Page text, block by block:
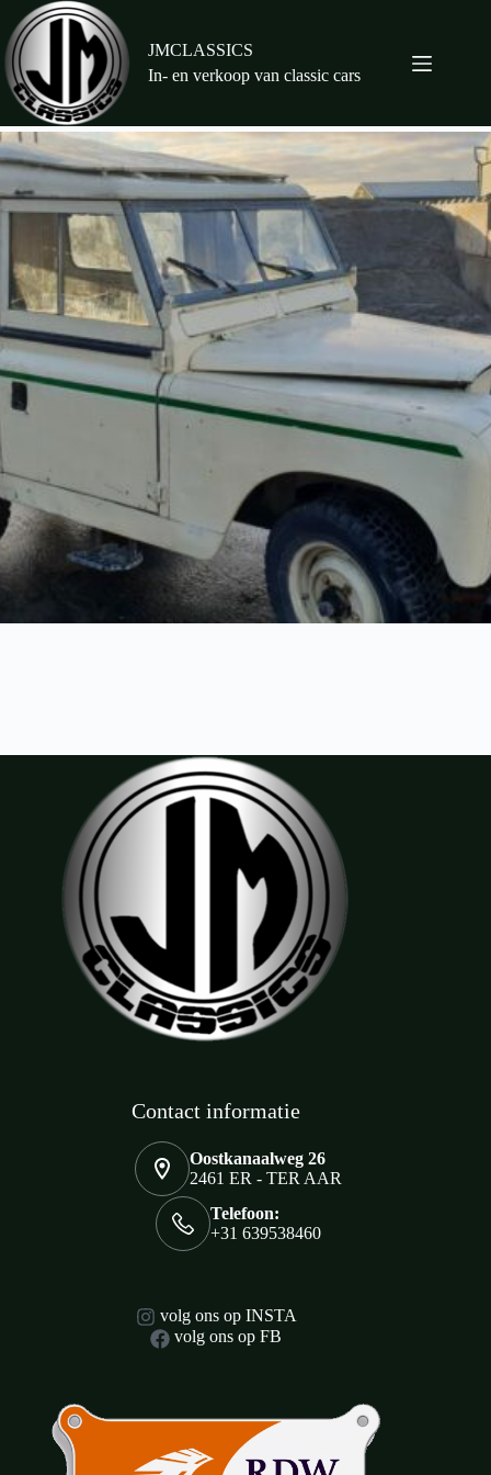
naar
de
inhoud
JMCLASSICS
In- en verkoop van classic cars
Contact informatie
Oostkanaalweg 26
2461 ER - TER AAR
Telefoon:
+31 639538460
volg ons op INSTA
volg ons op FB